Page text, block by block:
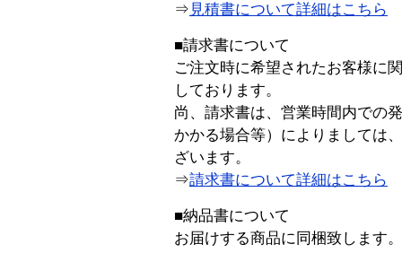
⇒ 見積書について詳細はこちら
■請求書について
ご注文時に希望されたお客様に
しております。
尚、請求書は、営業時間内での
かかる場合等）によりましては
ざいます。
⇒請求書について詳細はこちら
■納品書について
お届けする商品に同梱致します。